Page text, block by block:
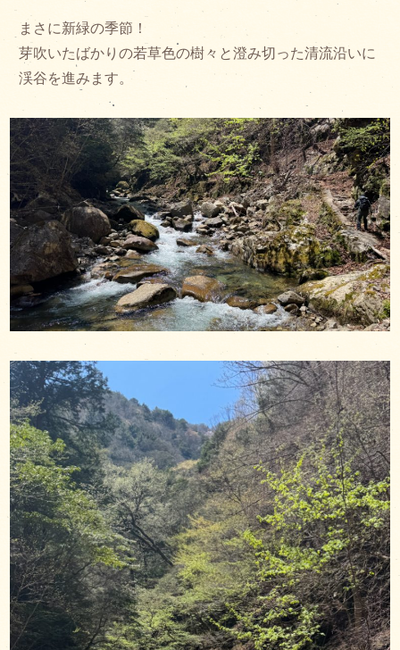
まさに新緑の季節！
芽吹いたばかりの若草色の樹々と澄み切った清流沿いに
渓谷を進みます。